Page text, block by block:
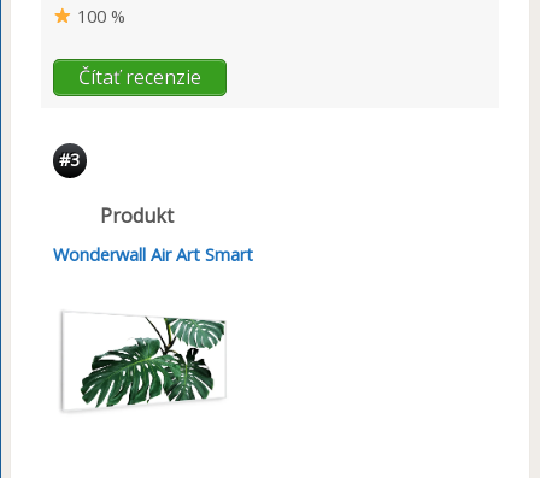
100 %
Čítať recenzie
#3
Produkt
Wonderwall Air Art Smart